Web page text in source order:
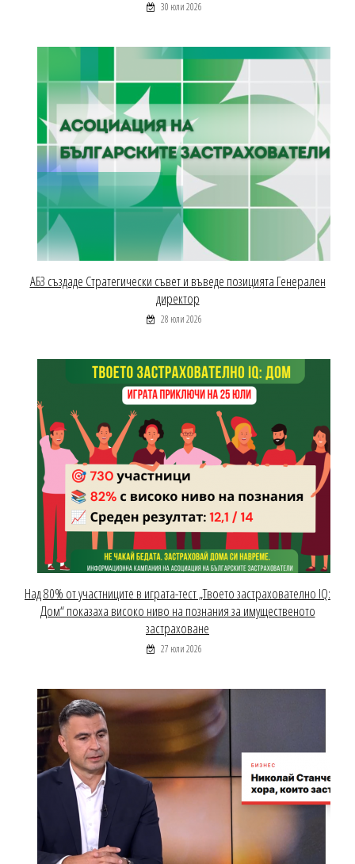
30 юли 2026
АБЗ създаде Стратегически съвет и въведе позицията Генерален
директор
28 юли 2026
Над 80% от участниците в играта-тест „Твоето застрахователно IQ:
Дом“ показаха високо ниво на познания за имущественото
застраховане
27 юли 2026